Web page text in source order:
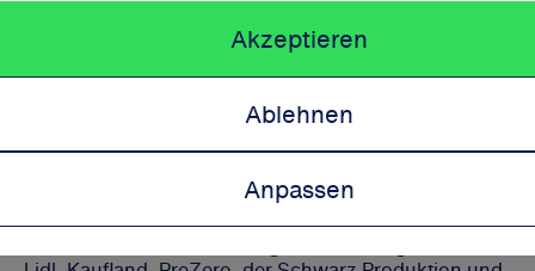
Anpassen
Ablehnen
Akzeptieren
Beschaffung
Als Beschaffung besorgen wir auftragsgemäß weltweit